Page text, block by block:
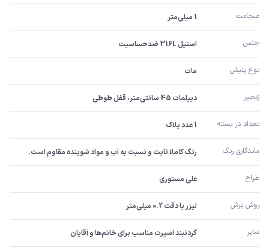
ضخامت 1 میلی‌متر
جنس استیل 316L ضدحساسیت
نوع پلیش مات
زنجیر دیپلمات 45 سانتی‌متر، قفل طوطی
تعداد در بسته 1 عدد پلاک
ماندگاری رنگ رنگ کاملا ثابت و نسبت به آب و مواد شوینده مقاوم است.
طراح علی مستوری
روش برش لیزر با دقت 0.2 میلی‌متر
سایر گردنبند اسپرت مناسب برای خانم‌ها و آقایان